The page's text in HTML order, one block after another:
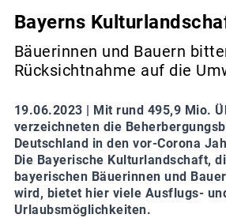
Bayerns
Bäuerinnen und Bauern
Rücksichtnahme auf die
19.06.2023 | Mit rund 495,9 Mio.
verzeichneten die
Deutschland in den vor-Corona
Die Bayerische Kulturlandschaft,
bayerischen Bäuerinnen und
wird, bietet hier viele Ausflugs-
Urlaubsmöglichkeiten.